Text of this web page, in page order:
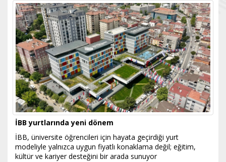
İBB yurtlarında yeni dönem
İBB, üniversite öğrencileri için hayata geçirdiği yurt
modeliyle yalnızca uygun fiyatlı konaklama değil; eğitim,
kültür ve kariyer desteğini bir arada sunuyor